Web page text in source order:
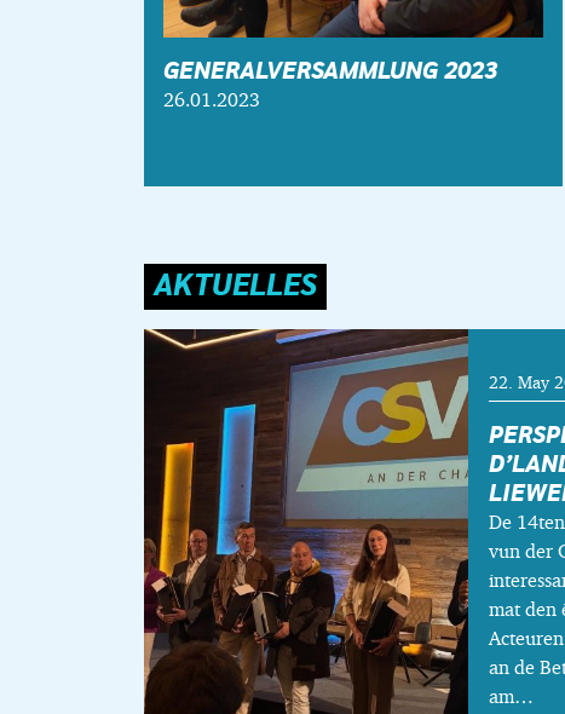
GENERALVERSAMMLUNG 2023
26.01.2023
AKTUELLES
De
vun der
mat den
an de
am…
22. May